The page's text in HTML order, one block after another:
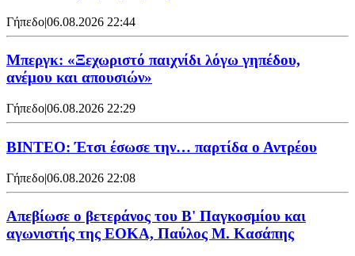
Γήπεδο|06.08.2026 22:44
Μπεργκ: «Ξεχωριστό παιχνίδι λόγω γηπέδου,
ανέμου και απουσιών»
Γήπεδο|06.08.2026 22:29
ΒΙΝΤΕΟ: Έτσι έσωσε την… παρτίδα ο Αντρέου
Γήπεδο|06.08.2026 22:08
Απεβίωσε ο βετεράνος του Β' Παγκοσμίου και
αγωνιστής της ΕΟΚΑ, Παύλος Μ. Κασάπης